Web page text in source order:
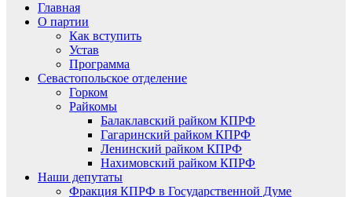
Главная
О партии
Как вступить
Устав
Программа
Севастопольское отделение
Горком
Райкомы
Балаклавский райком КПРФ
Гагаринский райком КПРФ
Ленинский райком КПРФ
Нахимовский райком КПРФ
Наши депутаты
Фракция КПРФ в Государственной Думе